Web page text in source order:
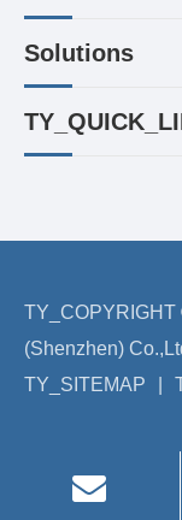
Solutions
TY_COPYRIGHT
(Shenzhen)
TY_SITEMAP